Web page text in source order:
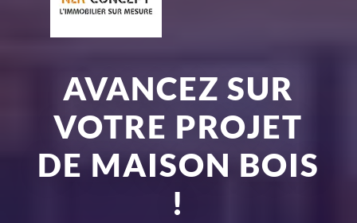
AVANCEZ SUR
VOTRE PROJET
DE MAISON BOIS
!